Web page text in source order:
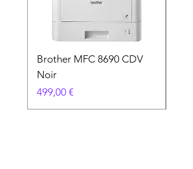
Brother MFC 8690 CDV
Noir
Prix
499,00 €